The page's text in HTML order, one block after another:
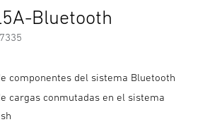
Bluetooth
componentes del sistema Bluetooth
cargas conmutadas en el sistema